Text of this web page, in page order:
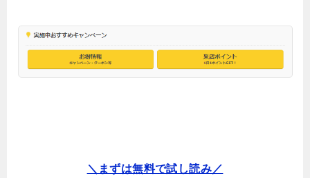
＼まずは無料で試し読み／